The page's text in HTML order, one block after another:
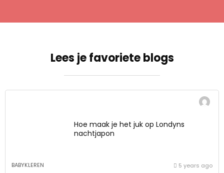
Lees je favoriete blogs
Hoe maak je het juk op Londyns
nachtjapon
BABYKLEREN 5 years ago